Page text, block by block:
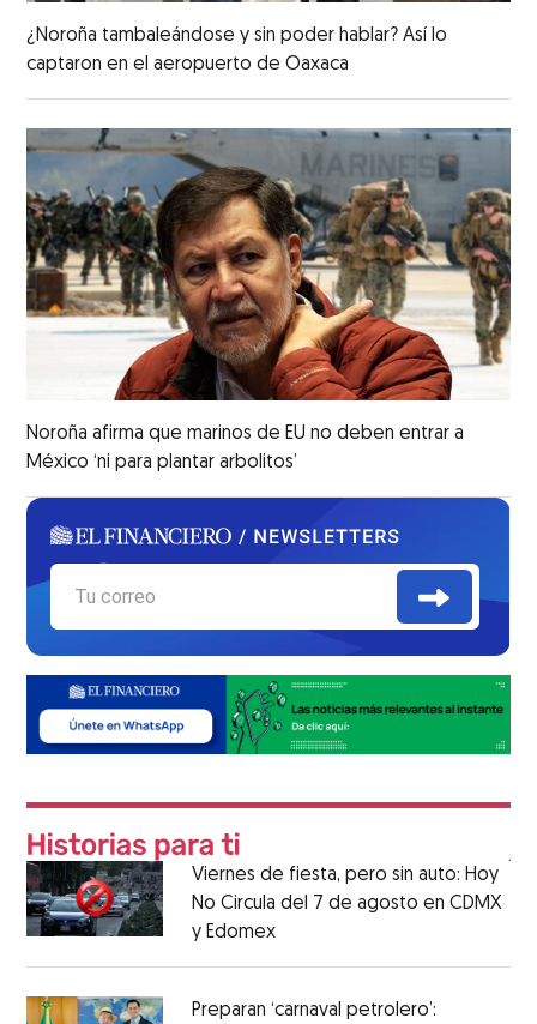
¿Noroña tambaleándose y sin poder hablar? Así lo
captaron en el aeropuerto de Oaxaca
Noroña afirma que marinos de EU no deben entrar a
México ‘ni para plantar arbolitos’
Viernes de fiesta, pero sin auto: Hoy
No Circula del 7 de agosto en CDMX
y Edomex
Preparan ‘carnaval petrolero’: